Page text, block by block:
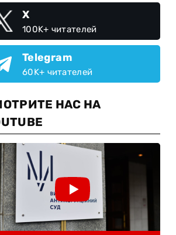
X
100K+ читателей
Telegram
60K+ читателей
НАС НА